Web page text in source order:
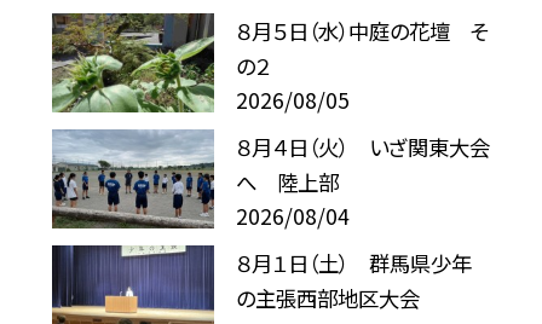
８月５日（水）中庭の花壇 そ
の２
2026/08/05
８月４日（火） いざ関東大会
へ 陸上部
2026/08/04
８月１日（土） 群馬県少年
の主張西部地区大会